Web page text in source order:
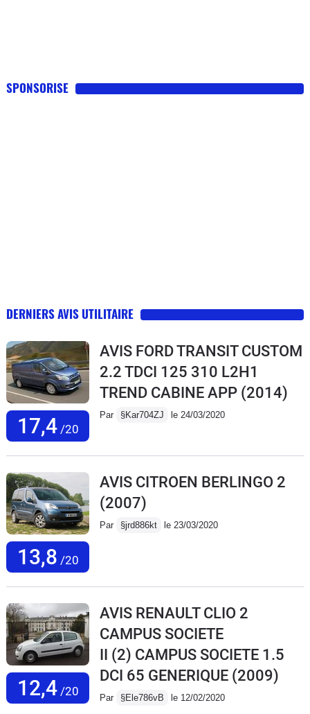
SPONSORISE
DERNIERS AVIS UTILITAIRE
17,4/20
AVIS FORD TRANSIT CUSTOM
2.2 TDCI 125 310 L2H1
TREND CABINE APP (2014)
Par §Kar704ZJ le 24/03/2020
13,8 /20
AVIS CITROEN BERLINGO 2
(2007)
Par §jrd886kt le 23/03/2020
12,4/20
AVIS RENAULT CLIO 2
CAMPUS SOCIETE
II (2) CAMPUS SOCIETE 1.5
DCI 65 GENERIQUE (2009)
Par §Ele786vB le 12/02/2020